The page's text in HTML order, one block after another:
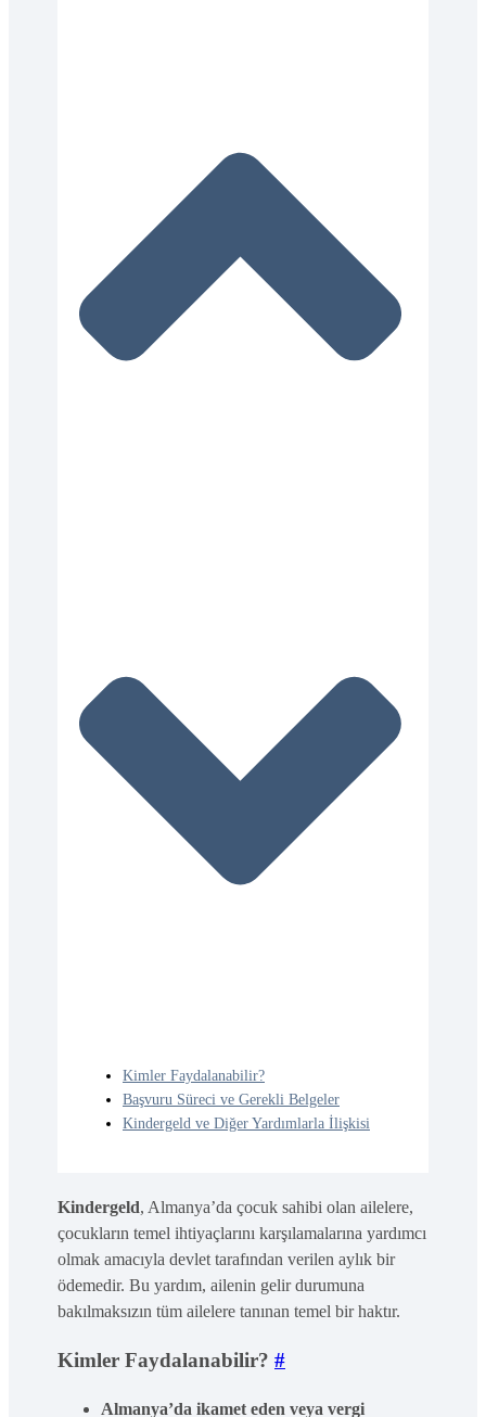
Kimler Faydalanabilir?
Başvuru Süreci ve Gerekli Belgeler
Kindergeld ve Diğer Yardımlarla İlişkisi
Kindergeld, Almanya’da çocuk sahibi olan ailelere,
çocukların temel ihtiyaçlarını karşılamalarına yardımcı
olmak amacıyla devlet tarafından verilen aylık bir
ödemedir. Bu yardım, ailenin gelir durumuna
bakılmaksızın tüm ailelere tanınan temel bir haktır.
Kimler Faydalanabilir? #
Almanya’da ikamet eden veya vergi